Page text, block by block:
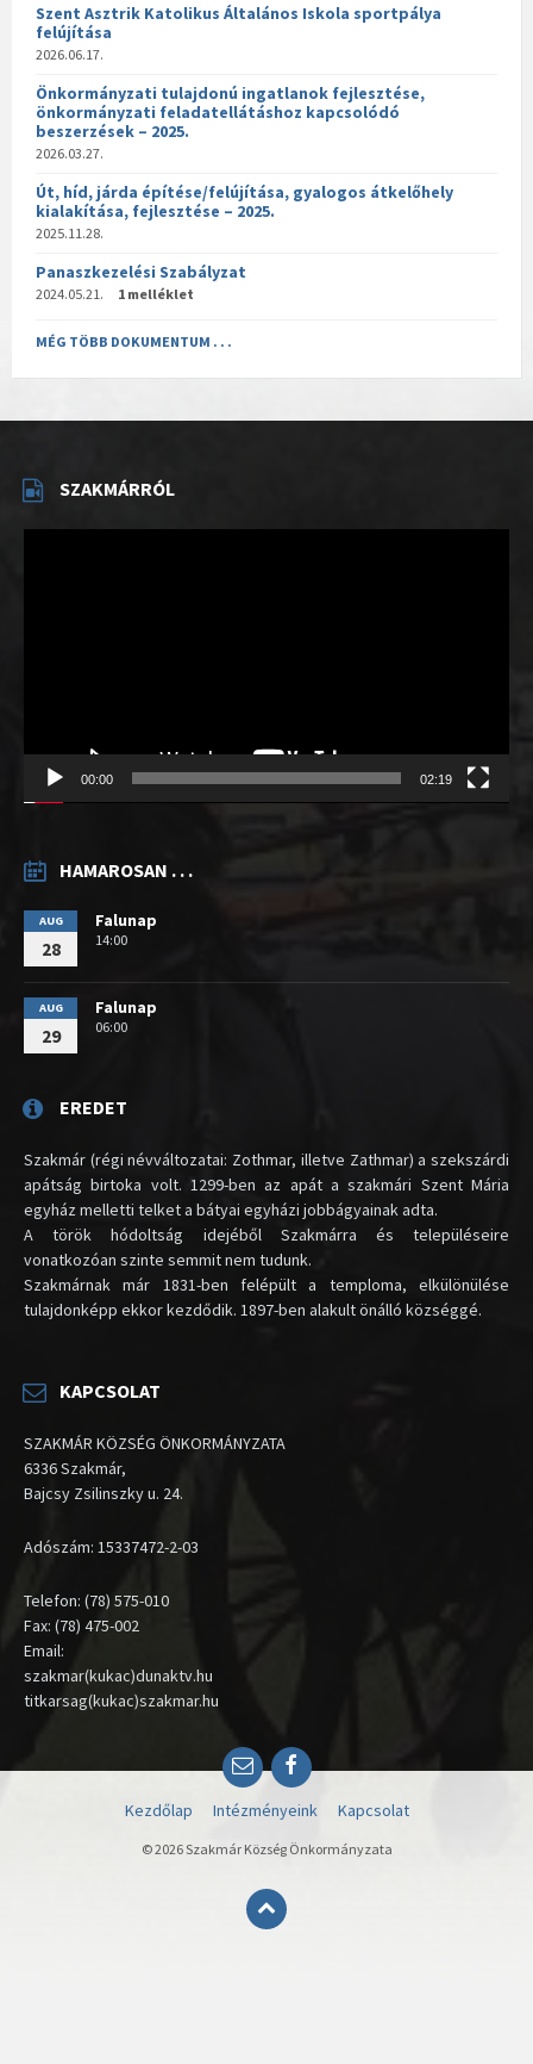
Szent Asztrik Katolikus Általános Iskola sportpálya
felújítása
2026.06.17.
Önkormányzati tulajdonú ingatlanok fejlesztése,
önkormányzati feladatellátáshoz kapcsolódó
beszerzések – 2025.
2026.03.27.
Út, híd, járda építése/felújítása, gyalogos átkelőhely
kialakítása, fejlesztése – 2025.
2025.11.28.
Panaszkezelési Szabályzat
2024.05.21. 1 melléklet
MÉG TÖBB DOKUMENTUM . . .
SZAKMÁRRÓL
00:00 02:19
HAMAROSAN . . .
AUG
28
Falunap
14:00
AUG
29
Falunap
06:00
EREDET
Szakmár (régi névváltozatai: Zothmar, illetve Zathmar) a szekszárdi
apátság birtoka volt. 1299-ben az apát a szakmári Szent Mária
egyház melletti telket a bátyai egyházi jobbágyainak adta.
A török hódoltság idejéből Szakmárra és településeire
vonatkozóan szinte semmit nem tudunk.
Szakmárnak már 1831-ben felépült a temploma, elkülönülése
tulajdonképp ekkor kezdődik. 1897-ben alakult önálló községgé.
KAPCSOLAT
SZAKMÁR KÖZSÉG ÖNKORMÁNYZATA
6336 Szakmár,
Bajcsy Zsilinszky u. 24.
Adószám: 15337472-2-03
Telefon: (78) 575-010
Fax: (78) 475-002
Email:
szakmar(kukac)dunaktv.hu
titkarsag(kukac)szakmar.hu
EmailFacebook
Kezdőlap Intézményeink Kapcsolat
© 2026 Szakmár Község Önkormányzata